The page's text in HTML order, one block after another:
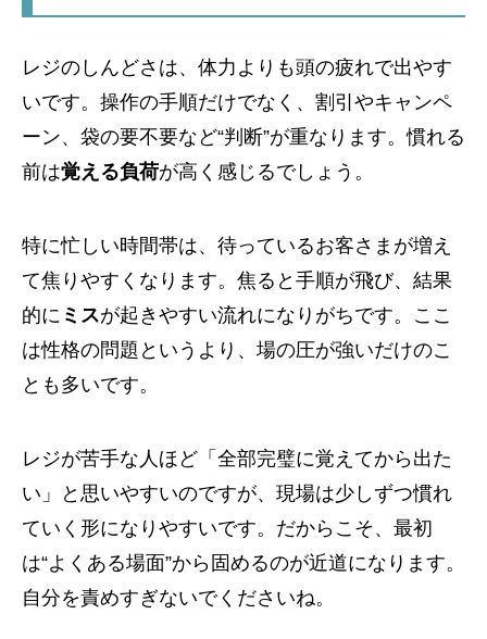
レジのしんどさは、体力よりも頭の疲れで出やす
いです。操作の手順だけでなく、割引やキャンペ
ーン、袋の要不要など“判断”が重なります。慣れる
前は覚える負荷が高く感じるでしょう。
特に忙しい時間帯は、待っているお客さまが増え
て焦りやすくなります。焦ると手順が飛び、結果
的に ミスが起きやすい流れになりがちです。ここ
は性格の問題というより、場の圧が強いだけのこ
とも多いです。
レジが苦手な人ほど「全部完璧に覚えてから出た
い」と思いやすいのですが、現場は少しずつ慣れ
ていく形になりやすいです。だからこそ、最初
は“よくある場面”から固めるのが近道になります。
自分を責めすぎないでくださいね。